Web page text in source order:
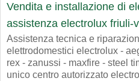
Vendita e installazione di
assistenza electrolux friuli-
Assistenza tecnica e
elettrodomestici electrolux -
rex - zanussi - maxfire - steel
unico centro autorizzato